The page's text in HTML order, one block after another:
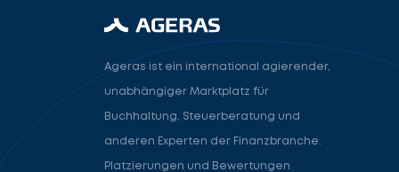
Ageras ist ein international agierender,
unabhängiger Marktplatz für
Buchhaltung, Steuerberatung und
anderen Experten der Finanzbranche.
Platzierungen und Bewertungen